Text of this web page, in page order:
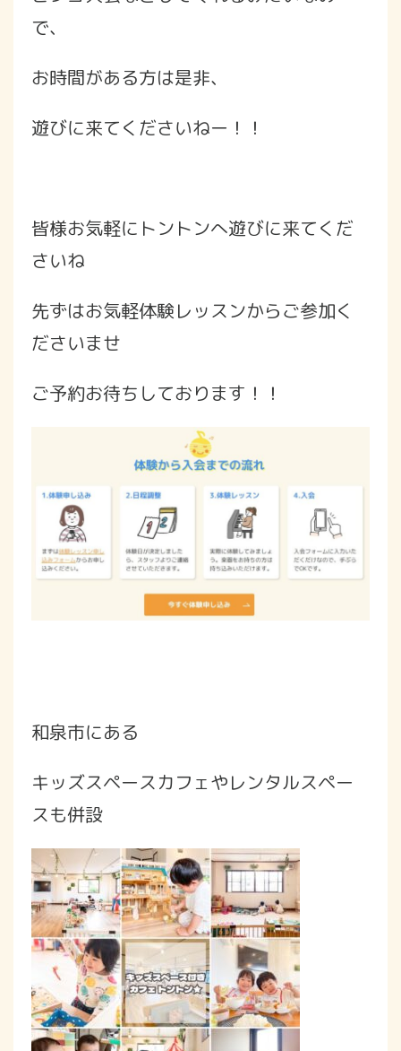
で、
お時間がある方は是非、
遊びに来てくださいねー！！
皆様お気軽にトントンへ遊びに来てくだ
さいね
先ずはお気軽体験レッスンからご参加く
ださいませ
ご予約お待ちしております！！
和泉市にある
キッズスペースカフェやレンタルスペー
スも併設